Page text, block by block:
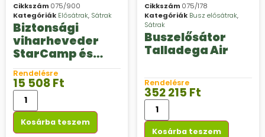
Cikkszám 075/900
Kategóriák Elősátrak, Sátrak
Biztonsági
viharheveder
StarCamp és
Dorema
előtetőhöz,
elősátorhoz
Rendelésre
15 508Ft
Kosárba teszem
Cikkszám 075/178
Kategóriák Busz elősátrak,
Sátrak
Buszelősátor
Talladega Air
Rendelésre
352 215 Ft
Kosárba teszem